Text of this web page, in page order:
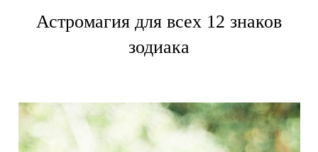
Астромагия для всех 12 знаков
зодиака